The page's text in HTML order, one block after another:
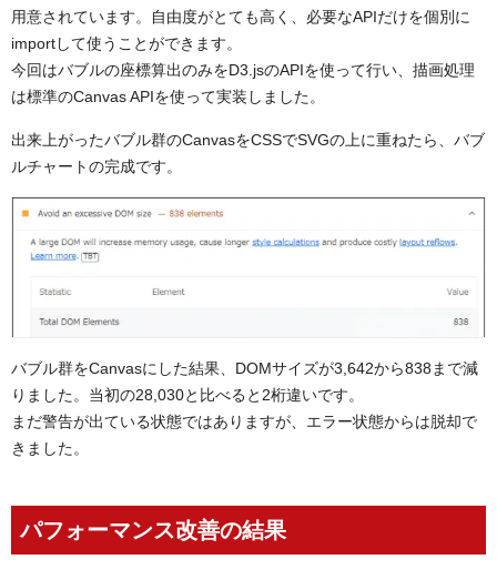
用意されています。自由度がとても高く、必要なAPIだけを個別に
importして使うことができます。
今回はバブルの座標算出のみをD3.jsのAPIを使って行い、描画処理
は標準のCanvas APIを使って実装しました。
出来上がったバブル群のCanvasをCSSでSVGの上に重ねたら、バブ
ルチャートの完成です。
バブル群をCanvasにした結果、DOMサイズが3,642から838まで減
りました。当初の28,030と比べると2桁違いです。
まだ警告が出ている状態ではありますが、エラー状態からは脱却で
きました。
パフォーマンス改善の結果